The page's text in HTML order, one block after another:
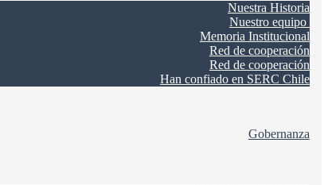
Nuestra Historia
Nuestro equipo
Memoria Institucional
Red de cooperación
Red de cooperación
Han confiado en SERC Chile
Gobernanza